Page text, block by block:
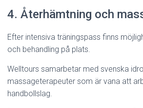
4. Återhämtning och
Efter intensiva träningspass finns
och behandling på plats.
Welltours samarbetar med svenska
massageterapeuter som är vana att
handbollslag.